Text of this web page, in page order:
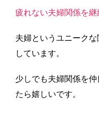
疲れない夫婦関係を継
夫婦というユニーク
しています。
少しでも夫婦関係を
たら嬉しいです。